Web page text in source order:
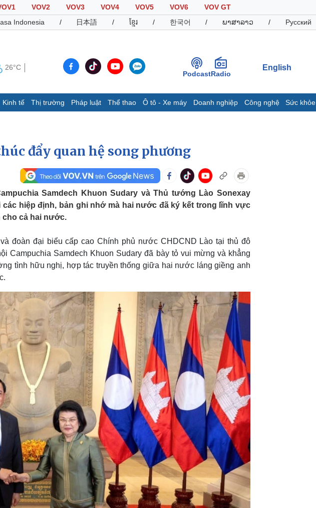
VOV2 VOV3 VOV4 VOV5 VOV6
VOV GT
Indonesia / 日本語 / ខ្មែរ / 한국어 / ພາສາລາວ / Русский
26°C
PodcastRadio
English
Kinh tế Thị trường Pháp luật Thể thao Ô tô - Xe máy Doanh nghiệp Công nghệ Sức khỏe
Cuộc sống đó đây
Hồ sơ
Ảnh
E-Magazine
Infographic
Thể thao
Bóng đá
Thế giới thể thao
eSports
Hậu trường
Ô tô - Xe máy
Tư vấn
Doanh nghiệp
Doanh nhân
Vì cộng đồng
Sân khấu - Điện ảnh
Văn học
Âm nhạc
Di sản
Nghệ sĩ
Thời trang
Sao Việt
Tư vấn
Săn Tour
check-in
đẩy quan hệ song phương
Samdech Khuon Sudary và Thủ tướng Lào Sonexay
hiệp định, bản ghi nhớ mà hai nước đã ký kết trong lĩnh vực
cho cả hai nước.
đoàn đại biểu cấp cao Chính phủ nước CHDCND Lào tại thủ đô
Campuchia Samdech Khuon Sudary đã bày tỏ vui mừng và khẳng
tình hữu nghị, hợp tác truyền thống giữa hai nước láng giềng anh